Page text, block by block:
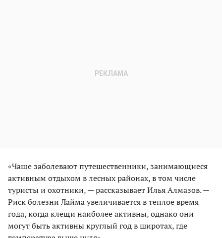
«Чаще заболевают путешественники, занимающиеся
активным отдыхом в лесных районах, в том числе
туристы и охотники, — рассказывает Илья Алмазов. —
Риск болезни Лайма увеличивается в теплое время
года, когда клещи наиболее активны, однако они
могут быть активны круглый год в широтах, где